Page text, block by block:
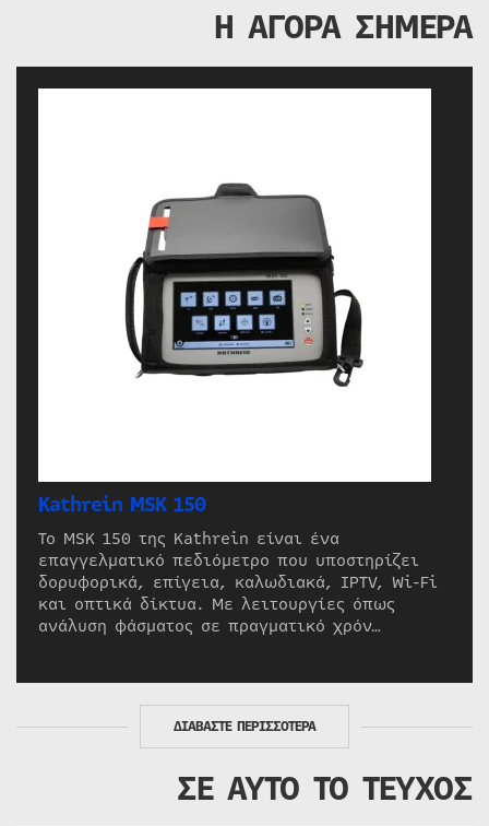
Η ΑΓΟΡΑ ΣΗΜΕΡΑ
Kathrein MSK 150
Το MSK 150 της Kathrein είναι ένα
επαγγελματικό πεδιόμετρο που υποστηρίζει
δορυφορικά, επίγεια, καλωδιακά, IPTV, Wi-Fi
και οπτικά δίκτυα. Με λειτουργίες όπως
ανάλυση φάσματος σε πραγματικό χρόν…
ΔΙΑΒΑΣΤΕ ΠΕΡΙΣΣΟΤΕΡΑ
ΣΕ ΑΥΤΟ ΤΟ ΤΕΥΧΟΣ